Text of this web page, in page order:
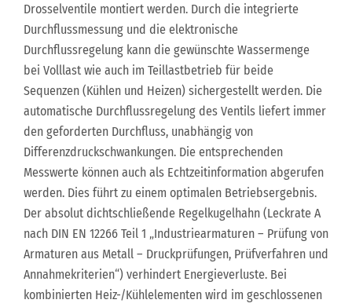
Drosselventile montiert werden. Durch die integrierte
Durchflussmessung und die elektronische
Durchflussregelung kann die gewünschte Wassermenge
bei Volllast wie auch im Teillastbetrieb für beide
Sequenzen (Kühlen und Heizen) sichergestellt werden. Die
automatische Durchflussregelung des Ventils liefert immer
den geforderten Durchfluss, unabhängig von
Differenzdruckschwankungen. Die entsprechenden
Messwerte können auch als Echtzeitinformation abgerufen
werden. Dies führt zu einem optimalen Betriebsergebnis.
Der absolut dichtschließende Regelkugelhahn (Leckrate A
nach DIN EN 12266 Teil 1 „Industriearmaturen – Prüfung von
Armaturen aus Metall – Druckprüfungen, Prüfverfahren und
Annahmekriterien“) verhindert Energieverluste. Bei
kombinierten Heiz-/Kühlelementen wird im geschlossenen